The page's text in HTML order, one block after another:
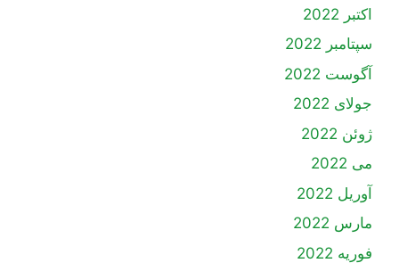
اکتبر 2022
سپتامبر 2022
آگوست 2022
جولای 2022
ژوئن 2022
می 2022
آوریل 2022
مارس 2022
فوریه 2022